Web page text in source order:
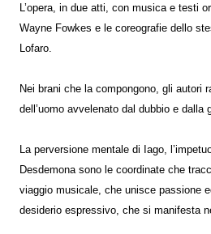
L’opera, in due atti, con musica e testi
Wayne Fowkes e le coreografie dello
Lofaro.
Nei brani che la compongono, gli autori
dell’uomo avvelenato dal dubbio e dalla
La perversione mentale di Iago,
Desdemona sono le coordinate che
viaggio musicale, che unisce passione
desiderio espressivo, che si manifesta